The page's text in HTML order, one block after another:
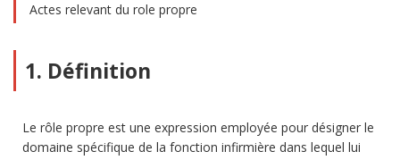
Actes relevant du role propre
1. Définition
Le rôle propre est une expression employée pour désigner le
domaine spécifique de la fonction infirmière dans lequel lui